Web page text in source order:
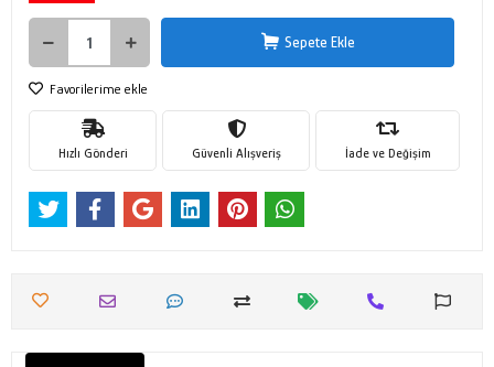
Sepete Ekle
Favorilerime ekle
Hızlı Gönderi Güvenli Alışveriş İade ve Değişim